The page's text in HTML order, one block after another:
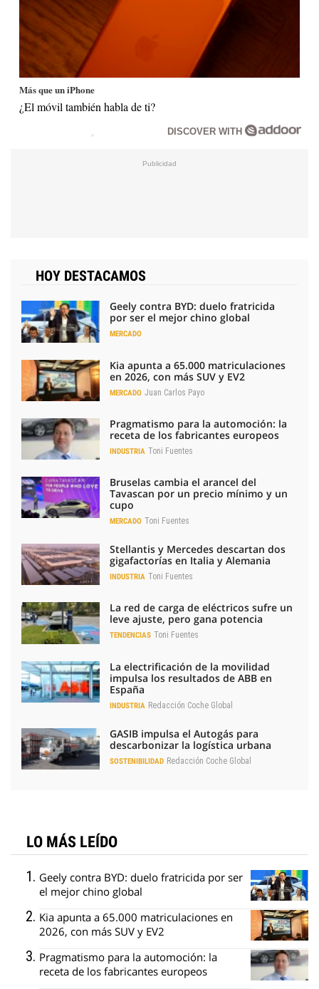
Más que un iPhone
¿El móvil también habla de ti?
DISCOVER WITH
HOY DESTACAMOS
Geely contra BYD: duelo fratricida
por ser el mejor chino global
MERCADO
Kia apunta a 65.000 matriculaciones
en 2026, con más SUV y EV2
MERCADO Juan Carlos Payo
Pragmatismo para la automoción: la
receta de los fabricantes europeos
INDUSTRIA Toni Fuentes
Bruselas cambia el arancel del
Tavascan por un precio mínimo y un
cupo
MERCADO Toni Fuentes
Stellantis y Mercedes descartan dos
gigafactorías en Italia y Alemania
INDUSTRIA Toni Fuentes
La red de carga de eléctricos sufre un
leve ajuste, pero gana potencia
TENDENCIAS Toni Fuentes
La electrificación de la movilidad
impulsa los resultados de ABB en
España
INDUSTRIA Redacción Coche Global
GASIB impulsa el Autogás para
descarbonizar la logística urbana
SOSTENIBILIDAD Redacción Coche Global
LO MÁS LEÍDO
Geely contra BYD: duelo fratricida por ser
el mejor chino global
Kia apunta a 65.000 matriculaciones en
2026, con más SUV y EV2
Pragmatismo para la automoción: la
receta de los fabricantes europeos